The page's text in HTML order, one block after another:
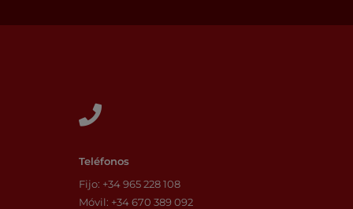
Teléfonos
Fijo: +34 965 228 108
Móvil: +34 670 389 092